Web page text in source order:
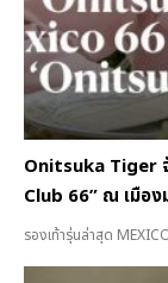
Onitsuka Tiger
Club 66” ณ เมือง
รองเท้ารุ่นล่าสุด